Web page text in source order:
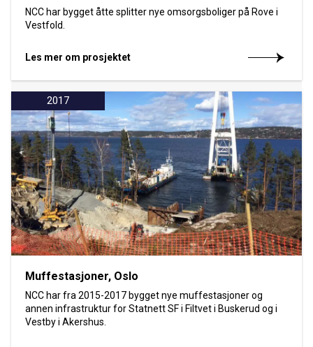
NCC har bygget åtte splitter nye omsorgsboliger på Rove i
Vestfold.
Les mer om prosjektet
2017
Muffestasjoner, Oslo
NCC har fra 2015-2017 bygget nye muffestasjoner og
annen infrastruktur for Statnett SF i Filtvet i Buskerud og i
Vestby i Akershus.